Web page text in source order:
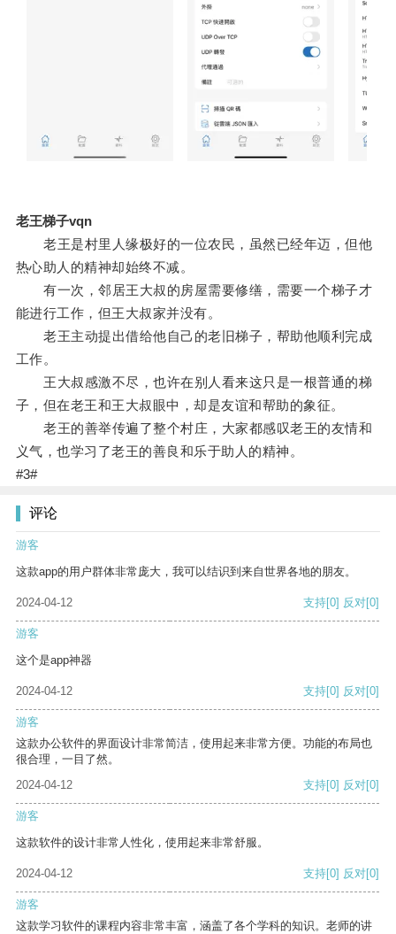
老王梯子vqn
老王是村里人缘极好的一位农民，虽然已经年迈，但他
热心助人的精神却始终不减。
有一次，邻居王大叔的房屋需要修缮，需要一个梯子才
能进行工作，但王大叔家并没有。
老王主动提出借给他自己的老旧梯子，帮助他顺利完成
工作。
王大叔感激不尽，也许在别人看来这只是一根普通的梯
子，但在老王和王大叔眼中，却是友谊和帮助的象征。
老王的善举传遍了整个村庄，大家都感叹老王的友情和
义气，也学习了老王的善良和乐于助人的精神。
#3#
评论
游客
这款app的用户群体非常庞大，我可以结识到来自世界各地的朋友。
2024-04-12 支持[0] 反对[0]
游客
这个是app神器
2024-04-12 支持[0] 反对[0]
游客
这款办公软件的界面设计非常简洁，使用起来非常方便。功能的布局也
很合理，一目了然。
2024-04-12
支持[0] 反对[0]
游客
这款软件的设计非常人性化，使用起来非常舒服。
2024-04-12 支持[0] 反对[0]
游客
这款学习软件的课程内容非常丰富，涵盖了各个学科的知识。老师的讲